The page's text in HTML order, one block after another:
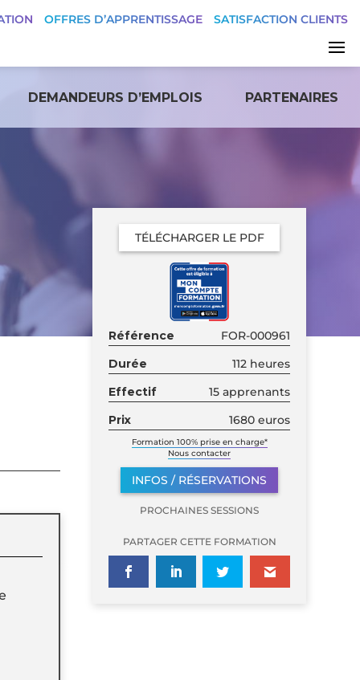
OFFRES D’APPRENTISSAGE SATISFACTION CLIENTS
DEMANDEURS D’EMPLOIS PARTENAIRES
TÉLÉCHARGER LE PDF
Référence
FOR-000961
Durée
112 heures
Effectif
15 apprenants
Prix
1680 euros
Formation 100% prise en charge*
Nous contacter
INFOS / RÉSERVATIONS
PROCHAINES SESSIONS
PARTAGER CETTE FORMATION